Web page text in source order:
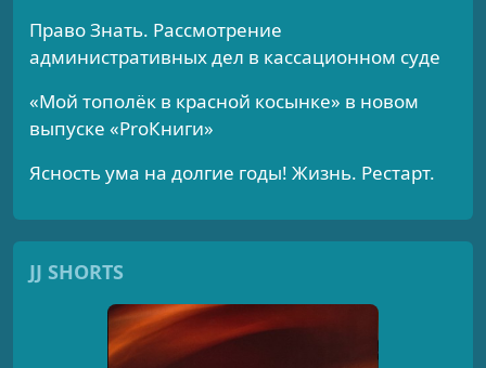
Право Знать. Рассмотрение
административных дел в кассационном суде
«Мой тополёк в красной косынке» в новом
выпуске «ProКниги»
Ясность ума на долгие годы! Жизнь. Рестарт.
JJ SHORTS